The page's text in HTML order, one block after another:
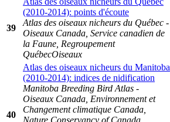
39
(2010-2014): points d'écoute
Atlas des oiseaux nicheurs du Québec -
Oiseaux Canada, Service canadien de
la Faune, Regroupement
QuébecOiseaux
40
Atlas des oiseaux nicheurs du Manitoba
(2010-2014): indices de nidification
Manitoba Breeding Bird Atlas -
Oiseaux Canada, Environnement et
Changement climatique Canada,
Nature Conservancy of Canada,